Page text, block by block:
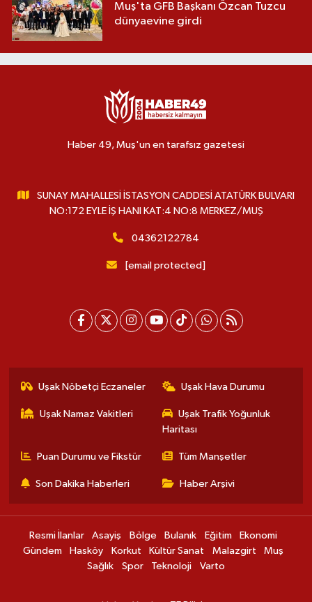
Muş'ta GFB Başkanı Özcan Tuzcu
dünyaevine girdi
Haber 49, Muş'un en tarafsız gazetesi
SUNAY MAHALLESİ İSTASYON CADDESİ ATATÜRK BULVARI
NO:172 EYLE İŞ HANI KAT:4 NO:8 MERKEZ/MUŞ
04362122784
[email protected]
Uşak Nöbetçi Eczaneler Uşak Hava Durumu
Uşak Namaz Vakitleri
Uşak Trafik Yoğunluk
Haritası
Puan Durumu ve Fikstür Tüm Manşetler
Son Dakika Haberleri Haber Arşivi
Resmi İlanlar Asayiş Bölge Bulanık Eğitim
Ekonomi
Gündem
Hasköy Korkut Kültür Sanat Malazgirt
Muş
Sağlık
Spor Teknoloji Varto